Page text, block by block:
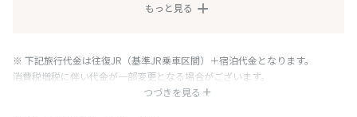
もっと見る
つづきを見る
※ 下記旅行代金は往復JR（基準JR乗車区間）＋宿泊代金となります。
消費税増税に伴い代金が一部変更となる場合がございます。
※ 表示されている旅行代金・プラン内容は一定時間ごとに更新されます。最